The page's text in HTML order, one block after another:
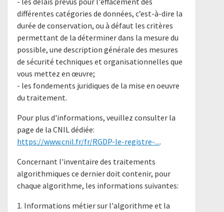
différentes catégories de données, c’est-à-dire la
durée de conservation, ou à défaut les critères
permettant de la déterminer dans la mesure du
possible, une description générale des mesures
de sécurité techniques et organisationnelles que
vous mettez en œuvre;
- les fondements juridiques de la mise en oeuvre
du traitement.
Pour plus d'informations, veuillez consulter la
page de la CNIL dédiée:
https://www.cnil.fr/fr/RGDP-le-registre-....
Concernant l'inventaire des traitements
algorithmiques ce dernier doit contenir, pour
chaque algorithme, les informations suivantes:
1. Informations métier sur l'algorithme et la